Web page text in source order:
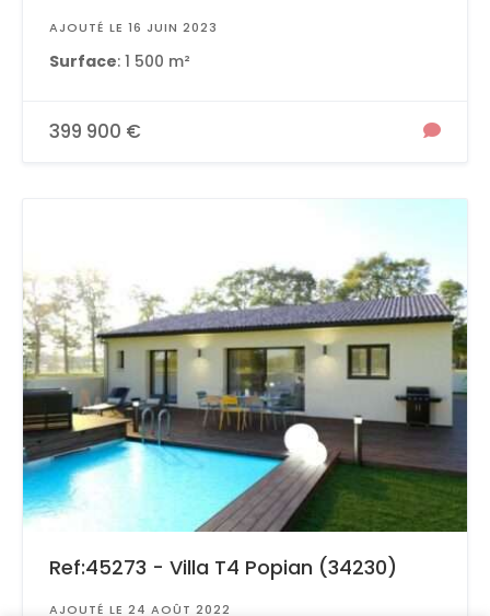
AJOUTÉ LE 16 JUIN 2023
Surface: 1 500 m²
399 900 €
Ref:45273 - Villa T4 Popian (34230)
AJOUTÉ LE 24 AOÛT 2022